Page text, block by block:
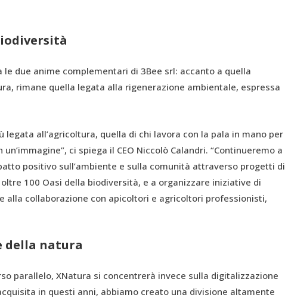
due anime complementari di 3Bee srl: accanto a quella
rimane quella legata alla rigenerazione ambientale, espressa
legata all’agricoltura, quella di chi lavora con la pala in mano per
ci spiega il CEO Niccolò Calandri. “Continueremo a
positivo sull’ambiente e sulla comunità attraverso progetti di
100 Oasi della biodiversità, e a organizzare iniziative di
alla collaborazione con apicoltori e agricoltori professionisti,
della natura
parallelo, XNatura si concentrerà invece sulla digitalizzazione
in questi anni, abbiamo creato una divisione altamente